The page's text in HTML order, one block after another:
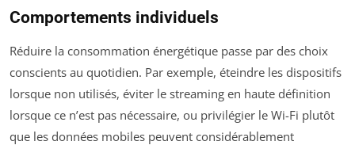
Comportements individuels
Réduire la consommation énergétique passe par des choix
conscients au quotidien. Par exemple, éteindre les dispositifs
lorsque non utilisés, éviter le streaming en haute définition
lorsque ce n’est pas nécessaire, ou privilégier le Wi-Fi plutôt
que les données mobiles peuvent considérablement